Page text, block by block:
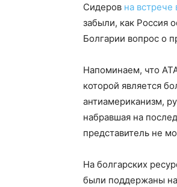
Сидеров на встрече
забыли, как Россия
Болгарии вопрос о
Напоминаем, что
которой является
антиамериканизм,
набравшая на
представитель не
На болгарских
были поддержаны на